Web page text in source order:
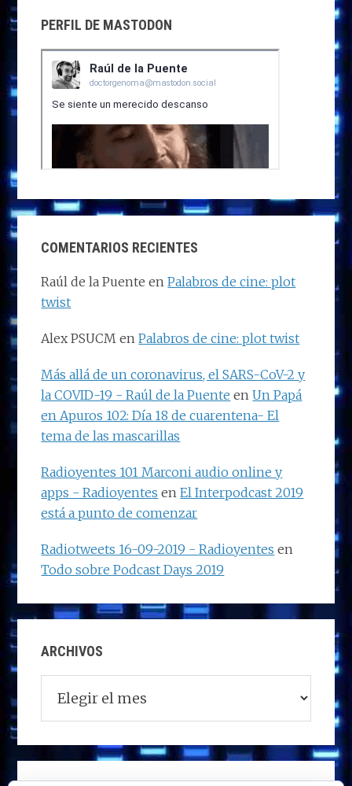
PERFIL DE MASTODON
COMENTARIOS RECIENTES
Raúl de la Puente enPalabros de cine: plot
twist
Alex PSUCM enPalabros de cine: plot twist
Más allá de un coronavirus, el SARS-CoV-2 y
la COVID-19 - Raúl de la Puente enUn Papá
en Apuros 102: Día 18 de cuarentena- El
tema de las mascarillas
Radioyentes 101 Marconi audio online y
apps - Radioyentes enEl Interpodcast 2019
está a punto de comenzar
Radiotweets 16-09-2019 - Radioyentes en
Todo sobre Podcast Days 2019
ARCHIVOS